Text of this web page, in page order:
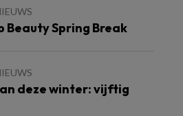
Beauty Spring Break
deze winter: vijftig